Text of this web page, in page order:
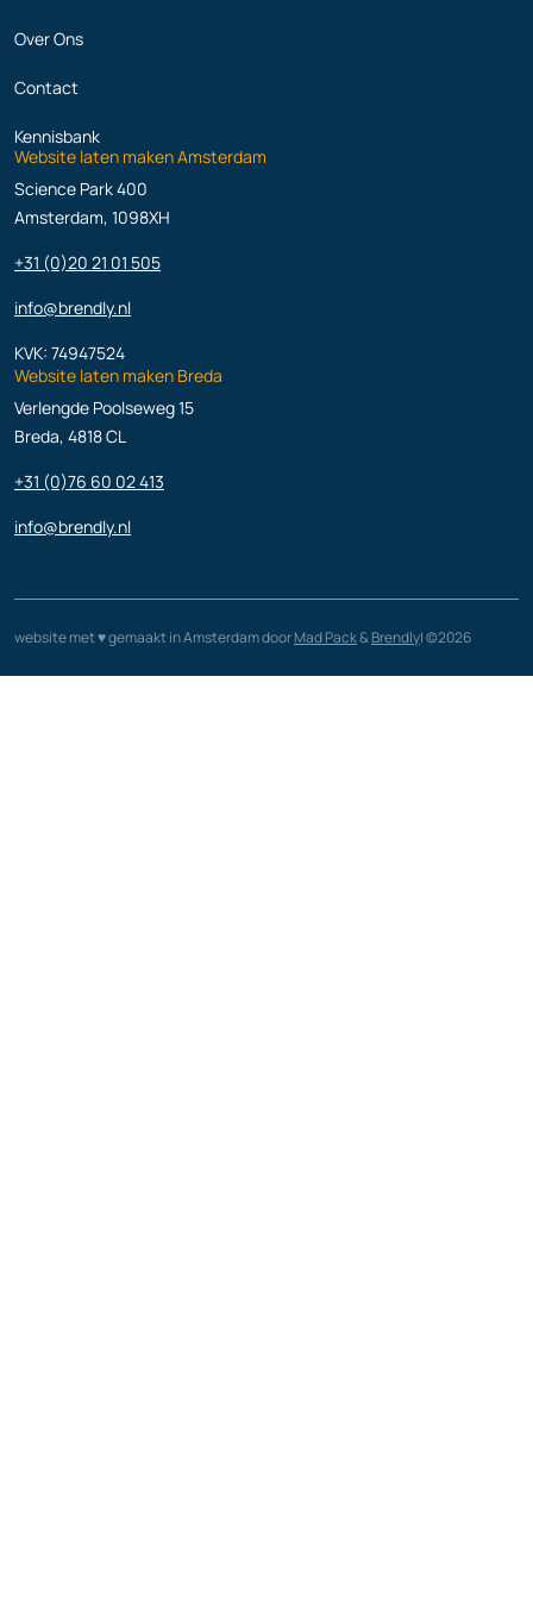
Over Ons
Contact
Kennisbank
Website laten maken Amsterdam
Science Park 400
Amsterdam, 1098XH
+31 (0)20 21 01 505
info@brendly.nl
KVK: 74947524
Website laten maken Breda
Verlengde Poolseweg 15
Breda, 4818 CL
+31 (0)76 60 02 413
info@brendly.nl
website met ♥️ gemaakt in Amsterdam doorMad Pack&Brendly| ©2026